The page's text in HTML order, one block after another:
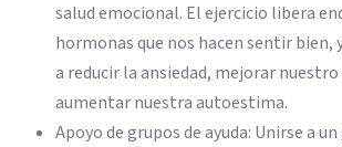
salud emocional. El ejercicio libera
hormonas que nos hacen sentir bien,
a reducir la ansiedad, mejorar
aumentar nuestra autoestima.
Apoyo de grupos de ayuda: Unirse a